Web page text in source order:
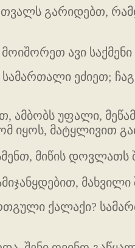
გარიდებთ,
ავი
სამართალი ეძიეთ;
ამბობს უფალი,
იყოს, მატყლივით
მიწის დოვლათს
ქალაქი?